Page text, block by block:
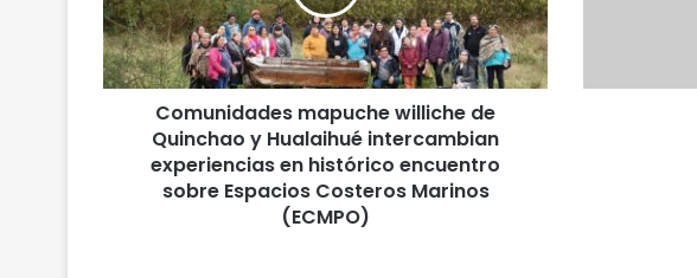
i
d
a
d
Comunidades mapuche williche de
Quinchao y Hualaihué intercambian
experiencias en histórico encuentro
sobre Espacios Costeros Marinos
(ECMPO)